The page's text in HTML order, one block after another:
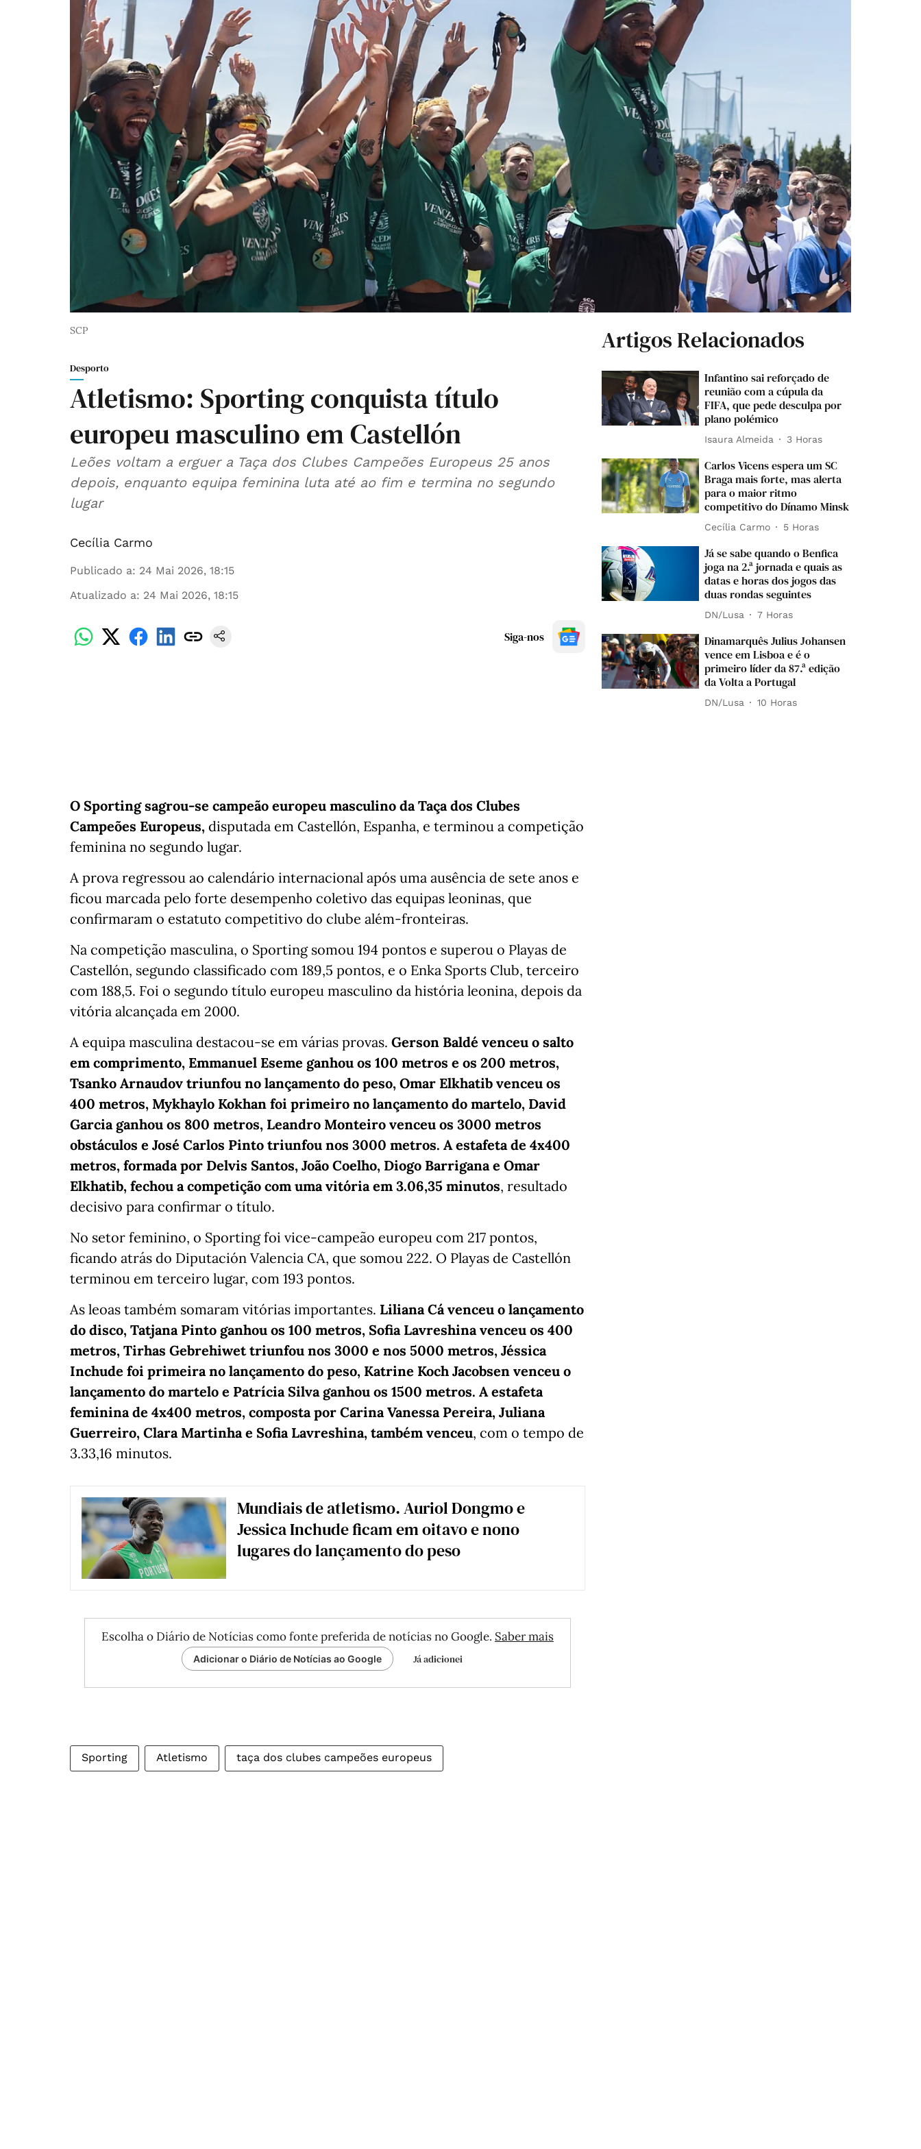
SCP
Desporto
Atletismo: Sporting conquista título
europeu masculino em Castellón
Leões voltam a erguer a Taça dos Clubes Campeões Europeus 25 anos
depois, enquanto equipa feminina luta até ao fim e termina no segundo
lugar
Cecília Carmo
Publicado a: 24 Mai 2026, 18:15
Atualizado a: 24 Mai 2026, 18:15
Siga-nos
O Sporting sagrou-se campeão europeu masculino da Taça dos Clubes
Campeões Europeus, disputada em Castellón, Espanha, e terminou a competição
feminina no segundo lugar.
A prova regressou ao calendário internacional após uma ausência de sete anos e
ficou marcada pelo forte desempenho coletivo das equipas leoninas, que
confirmaram o estatuto competitivo do clube além-fronteiras.
Na competição masculina, o Sporting somou 194 pontos e superou o Playas de
Castellón, segundo classificado com 189,5 pontos, e o Enka Sports Club, terceiro
com 188,5. Foi o segundo título europeu masculino da história leonina, depois da
vitória alcançada em 2000.
A equipa masculina destacou-se em várias provas. Gerson Baldé venceu o salto
em comprimento, Emmanuel Eseme ganhou os 100 metros e os 200 metros,
Tsanko Arnaudov triunfou no lançamento do peso, Omar Elkhatib venceu os
400 metros, Mykhaylo Kokhan foi primeiro no lançamento do martelo, David
Garcia ganhou os 800 metros, Leandro Monteiro venceu os 3000 metros
obstáculos e José Carlos Pinto triunfou nos 3000 metros. A estafeta de 4x400
metros, formada por Delvis Santos, João Coelho, Diogo Barrigana e Omar
Elkhatib, fechou a competição com uma vitória em 3.06,35 minutos, resultado
decisivo para confirmar o título.
No setor feminino, o Sporting foi vice-campeão europeu com 217 pontos,
ficando atrás do Diputación Valencia CA, que somou 222. O Playas de Castellón
terminou em terceiro lugar, com 193 pontos.
As leoas também somaram vitórias importantes. Liliana Cá venceu o lançamento
do disco, Tatjana Pinto ganhou os 100 metros, Sofia Lavreshina venceu os 400
metros, Tirhas Gebrehiwet triunfou nos 3000 e nos 5000 metros, Jéssica
Inchude foi primeira no lançamento do peso, Katrine Koch Jacobsen venceu o
lançamento do martelo e Patrícia Silva ganhou os 1500 metros. A estafeta
feminina de 4x400 metros, composta por Carina Vanessa Pereira, Juliana
Guerreiro, Clara Martinha e Sofia Lavreshina, também venceu, com o tempo de
3.33,16 minutos.
Mundiais de atletismo. Auriol Dongmo e
Jessica Inchude ficam em oitavo e nono
lugares do lançamento do peso
Escolha o Diário de Notícias como fonte preferida de notícias no Google. Saber mais
Adicionar o Diário de Notícias ao Google Já adicionei
Sporting Atletismo taça dos clubes campeões europeus
Artigos Relacionados
Infantino sai reforçado de
reunião com a cúpula da
FIFA, que pede desculpa por
plano polémico
Isaura Almeida 3 Horas
Carlos Vicens espera um SC
Braga mais forte, mas alerta
para o maior ritmo
competitivo do Dínamo Minsk
Cecília Carmo 5 Horas
Já se sabe quando o Benfica
joga na 2.ª jornada e quais as
datas e horas dos jogos das
duas rondas seguintes
DN/Lusa 7 Horas
Dinamarquês Julius Johansen
vence em Lisboa e é o
primeiro líder da 87.ª edição
da Volta a Portugal
DN/Lusa 10 Horas